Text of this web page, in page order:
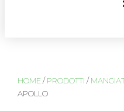
HOME / PRODOTTI /
APOLLO